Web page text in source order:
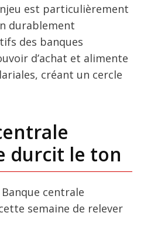
est particulièrement
durablement
des banques
d’achat et alimente
créant un cercle
durcit le ton
centrale
semaine de relever